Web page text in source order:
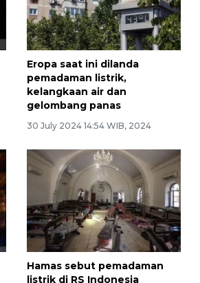
Eropa saat ini dilanda
pemadaman listrik,
kelangkaan air dan
gelombang panas
30 July 2024 14:54 WIB, 2024
Hamas sebut pemadaman
listrik di RS Indonesia